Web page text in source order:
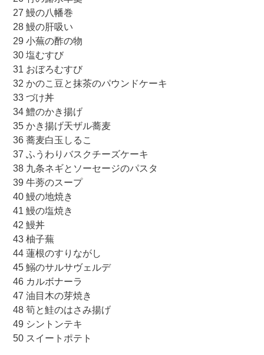
27 鰻の八幡巻
28 鰻の肝吸い
29 小蕪の酢の物
30 塩むすび
31 おぼろむすび
32 かのこ豆と抹茶のパウンドケーキ
33 づけ丼
34 鱧のかき揚げ
35 かき揚げ天ザル蕎麦
36 蕎麦白玉しるこ
37 ふうわりバスクチーズケーキ
38 九条ネギとソーセージのパスタ
39 牛蒡のスープ
40 鰻の地焼き
41 鰻の塩焼き
42 鰻丼
43 柚子蕪
44 蓮根のすりながし
45 鰯のサルサヴェルデ
46 カルボナーラ
47 油目木の芽焼き
48 筍と鮭のはさみ揚げ
49 シントンテキ
50 スイートポテト